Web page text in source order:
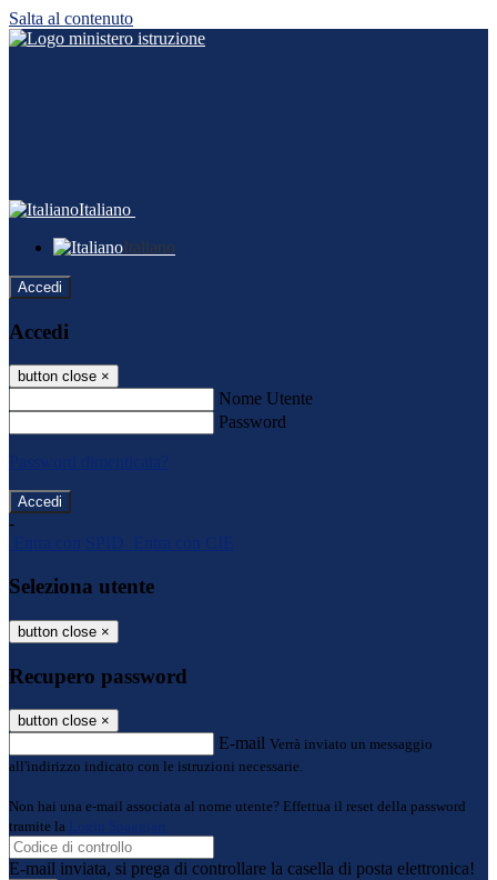
Salta al contenuto
Italiano
Italiano
Accedi
Accedi
button close ×
Nome Utente
Password
Password dimenticata?
-
Entra con SPID
Entra con CIE
Seleziona utente
button close ×
Recupero password
button close ×
E-mail Verrà inviato un messaggio
all'indirizzo indicato con le istruzioni necessarie.
Non hai una e-mail associata al nome utente? Effettua il reset della password
tramite la
Login Spaggiari
E-mail inviata, si prega di controllare la casella di posta elettronica!